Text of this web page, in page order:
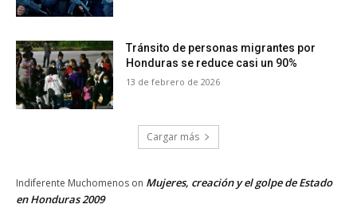
Tránsito de personas migrantes por
Honduras se reduce casi un 90%
13 de febrero de 2026
Cargar más
Indiferente Muchomenos on Mujeres, creación y el golpe de Estado
en Honduras 2009